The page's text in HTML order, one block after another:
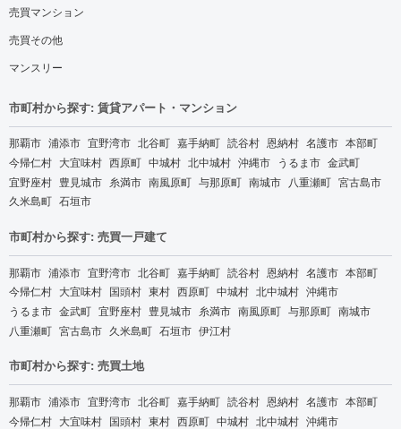
売買マンション
売買その他
マンスリー
市町村から探す: 賃貸アパート・マンション
那覇市 浦添市 宜野湾市 北谷町 嘉手納町 読谷村 恩納村 名護市 本部町
今帰仁村 大宜味村 西原町 中城村 北中城村 沖縄市 うるま市 金武町
宜野座村 豊見城市 糸満市 南風原町 与那原町 南城市 八重瀬町 宮古島市
久米島町 石垣市
市町村から探す: 売買一戸建て
那覇市 浦添市 宜野湾市 北谷町 嘉手納町 読谷村 恩納村 名護市 本部町
今帰仁村 大宜味村 国頭村 東村 西原町 中城村 北中城村 沖縄市
うるま市 金武町 宜野座村 豊見城市 糸満市 南風原町 与那原町 南城市
八重瀬町 宮古島市 久米島町 石垣市 伊江村
市町村から探す: 売買土地
那覇市 浦添市 宜野湾市 北谷町 嘉手納町 読谷村 恩納村 名護市 本部町
今帰仁村 大宜味村 国頭村 東村 西原町 中城村 北中城村 沖縄市